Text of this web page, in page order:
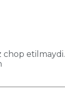
chop etilmaydi.